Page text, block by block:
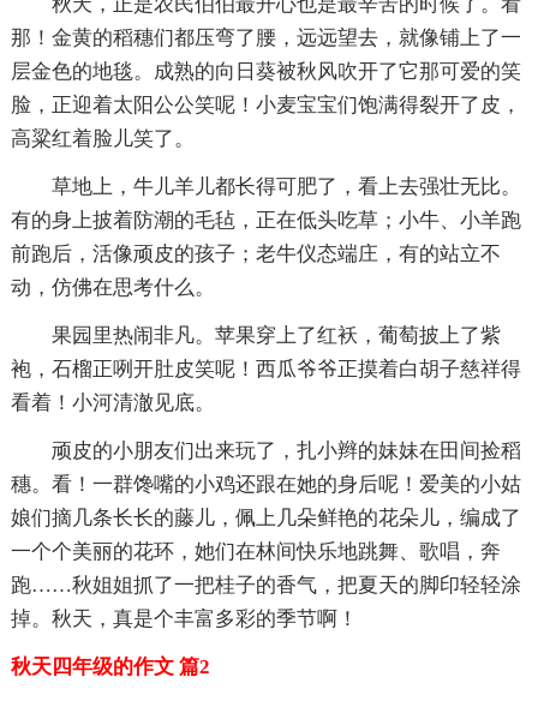
那！金黄的稻穗们都压弯了腰，远远望去，就像铺上了一
层金色的地毯。成熟的向日葵被秋风吹开了它那可爱的笑
脸，正迎着太阳公公笑呢！小麦宝宝们饱满得裂开了皮，
高粱红着脸儿笑了。
草地上，牛儿羊儿都长得可肥了，看上去强壮无比。
有的身上披着防潮的毛毡，正在低头吃草；小牛、小羊跑
前跑后，活像顽皮的孩子；老牛仪态端庄，有的站立不
动，仿佛在思考什么。
果园里热闹非凡。苹果穿上了红袄，葡萄披上了紫
袍，石榴正咧开肚皮笑呢！西瓜爷爷正摸着白胡子慈祥得
看着！小河清澈见底。
顽皮的小朋友们出来玩了，扎小辫的妹妹在田间捡稻
穗。看！一群馋嘴的小鸡还跟在她的身后呢！爱美的小姑
娘们摘几条长长的藤儿，佩上几朵鲜艳的花朵儿，编成了
一个个美丽的花环，她们在林间快乐地跳舞、歌唱，奔
跑……秋姐姐抓了一把桂子的香气，把夏天的脚印轻轻涂
掉。秋天，真是个丰富多彩的季节啊！
秋天四年级的作文 篇2